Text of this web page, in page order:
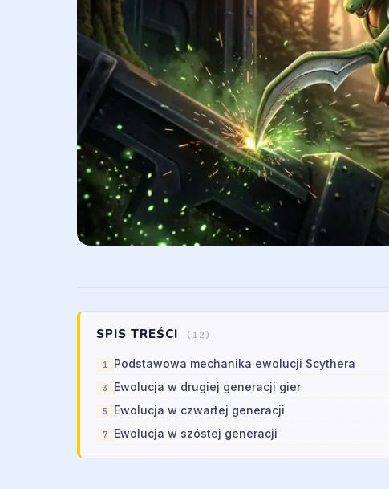
SPIS TREŚCI (12)
Podstawowa mechanika ewolucji Scythera
Ewolucja w drugiej generacji gier
Ewolucja w czwartej generacji
Ewolucja w szóstej generacji